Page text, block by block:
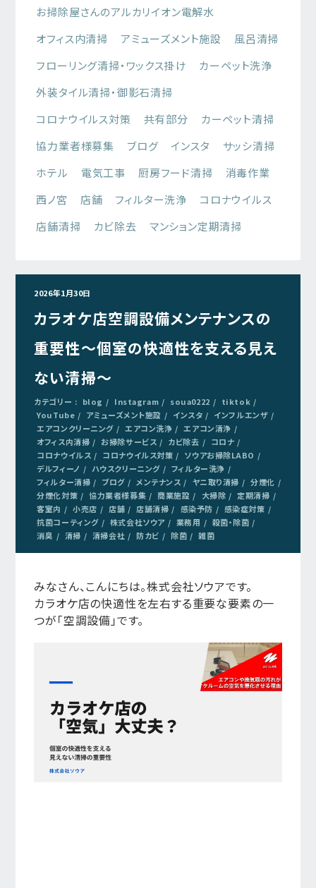
お掃除屋さんのアルカリイオン電解水
オフィス内清掃
アミューズメント施設
風呂清掃
フローリング清掃・ワックス掛け
カーペット洗浄
外装タイル清掃・御影石清掃
コロナウイルス対策
共有部分
カーペット清掃
協力業者様募集
ブログ インスタ
サッシ清掃
ホテル
電気工事 厨房フード清掃
消毒作業
西ノ宮
店舗 フィルター洗浄
コロナウイルス
店舗清掃
カビ除去 マンション定期清掃
2026年1月30日
カラオケ店空調設備メンテナンスの
重要性～個室の快適性を支える見え
ない清掃～
カテゴリー : blog Instagram soua0222
tiktok
YouTube
アミューズメント施設 インスタ
インフルエンザ
エアコンクリーニング
エアコン洗浄
エアコン清浄
オフィス内清掃
お掃除サービス カビ除去
コロナ
コロナウイルス
コロナウイルス対策
ソウアお掃除LABO
デルフィーノ
ハウスクリーニング
フィルター洗浄
フィルター清掃
ブログ メンテナンス ヤニ取り清掃
分煙化
分煙化対策
協力業者様募集 商業施設 大掃除
定期清掃
客室内
小売店 店舗 店舗清掃 感染予防
感染症対策
抗菌コーティング
株式会社ソウア 業務用
殺菌・除菌
消臭
清掃 清掃会社 防カビ 除菌 雑菌
みなさん、こんにちは。株式会社ソウアです。
カラオケ店の快適性を左右する重要な要素の一
つが「空調設備」です。